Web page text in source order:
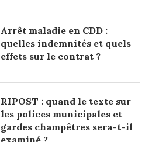
Arrêt maladie en CDD :
quelles indemnités et quels
effets sur le contrat ?
RIPOST : quand le texte sur
les polices municipales et
gardes champêtres sera-t-il
examiné ?